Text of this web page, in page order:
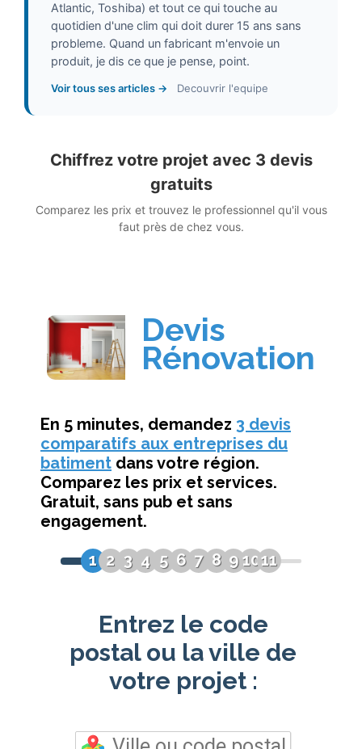
Atlantic, Toshiba) et tout ce qui touche au
quotidien d'une clim qui doit durer 15 ans sans
probleme. Quand un fabricant m'envoie un
produit, je dis ce que je pense, point.
Voir tous ses articles → Decouvrir l'equipe
Chiffrez votre projet avec 3 devis
gratuits
Comparez les prix et trouvez le professionnel qu'il vous
faut près de chez vous.